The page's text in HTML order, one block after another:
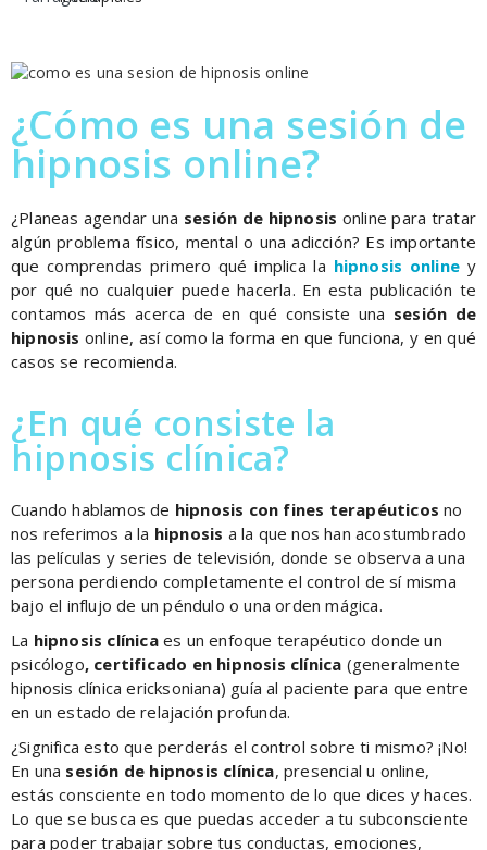
¿Cómo es una sesión de
hipnosis online?
¿Planeas agendar una sesión de hipnosis online para tratar
algún problema físico, mental o una adicción? Es importante
que comprendas primero qué implica la hipnosis online y
por qué no cualquier puede hacerla. En esta publicación te
contamos más acerca de en qué consiste una sesión de
hipnosis online, así como la forma en que funciona, y en qué
casos se recomienda.
¿En qué consiste la
hipnosis clínica?
Cuando hablamos de hipnosis con fines terapéuticos no
nos referimos a la hipnosis a la que nos han acostumbrado
las películas y series de televisión, donde se observa a una
persona perdiendo completamente el control de sí misma
bajo el influjo de un péndulo o una orden mágica.
La hipnosis clínicaes un enfoque terapéutico donde un
psicólogo, certificado en hipnosis clínica (generalmente
hipnosis clínica ericksoniana) guía al paciente para que entre
en un estado de relajación profunda.
¿Significa esto que perderás el control sobre ti mismo? ¡No!
En una sesión de hipnosis clínica, presencial u online,
estás consciente en todo momento de lo que dices y haces.
Lo que se busca es que puedas acceder a tu subconsciente
para poder trabajar sobre tus conductas, emociones,